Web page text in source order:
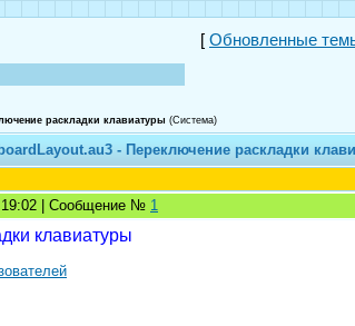
[ Обновленные
раскладки клавиатуры (Система)
- Переключение раскладки
19:02 | Сообщение № 1
клавиатуры